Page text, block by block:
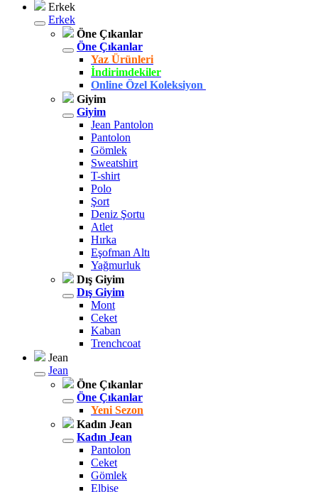
Erkek
Erkek
Öne Çıkanlar
Öne Çıkanlar
Yaz Ürünleri
İndirimdekiler
Online Özel Koleksiyon
Giyim
Giyim
Jean Pantolon
Pantolon
Gömlek
Sweatshirt
T-shirt
Polo
Şort
Deniz Şortu
Atlet
Hırka
Eşofman Altı
Yağmurluk
Dış Giyim
Dış Giyim
Mont
Ceket
Kaban
Trenchcoat
Jean
Jean
Öne Çıkanlar
Öne Çıkanlar
Yeni Sezon
Kadın Jean
Kadın Jean
Pantolon
Ceket
Gömlek
Elbise